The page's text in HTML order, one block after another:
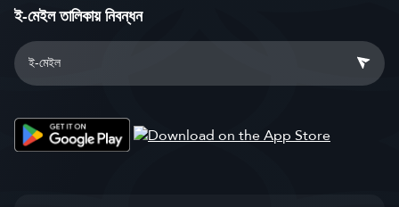
ই-মেইল তালিকায় নিবন্ধন